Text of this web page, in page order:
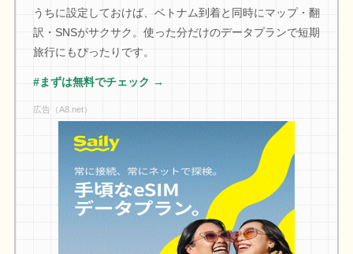
うちに設定しておけば、ベトナム到着と同時にマップ・翻
訳・SNSがサクサク。使った分だけのデータプランで短期
旅行にもぴったりです。
#まずは無料でチェック →
広告（A8.net）